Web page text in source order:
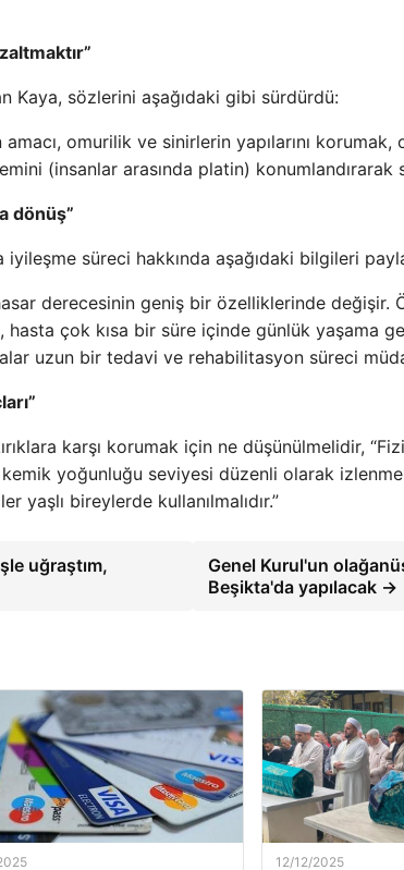
Kaya, sözlerini aşağıdaki gibi sürdürdü:
amacı, omurilik ve sinirlerin yapılarını
(insanlar arasında platin) konumlandırarak
dönüş”
iyileşme süreci hakkında aşağıdaki bilgileri
derecesinin geniş bir özelliklerinde değişir.
çok kısa bir süre içinde günlük yaşama
uzun bir tedavi ve rehabilitasyon süreci
karşı korumak için ne düşünülmelidir,
yoğunluğu seviyesi düzenli olarak
yaşlı bireylerde kullanılmalıdır.”
uğraştım,
Genel Kurul'un
Beşikta'da yapılacak →
12/12/2025